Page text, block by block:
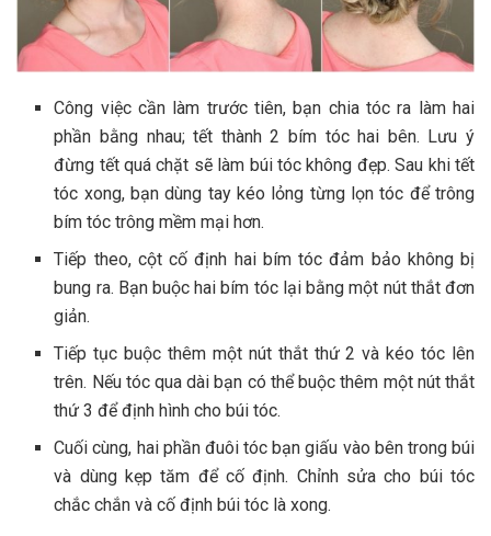
Công việc cần làm trước tiên, bạn chia tóc ra làm hai
phần bằng nhau; tết thành 2 bím tóc hai bên. Lưu ý
đừng tết quá chặt sẽ làm búi tóc không đẹp. Sau khi tết
tóc xong, bạn dùng tay kéo lỏng từng lọn tóc để trông
bím tóc trông mềm mại hơn.
Tiếp theo, cột cố định hai bím tóc đảm bảo không bị
bung ra. Bạn buộc hai bím tóc lại bằng một nút thắt đơn
giản.
Tiếp tục buộc thêm một nút thắt thứ 2 và kéo tóc lên
trên. Nếu tóc qua dài bạn có thể buộc thêm một nút thắt
thứ 3 để định hình cho búi tóc.
Cuối cùng, hai phần đuôi tóc bạn giấu vào bên trong búi
và dùng kẹp tăm để cố định. Chỉnh sửa cho búi tóc
chắc chắn và cố định búi tóc là xong.